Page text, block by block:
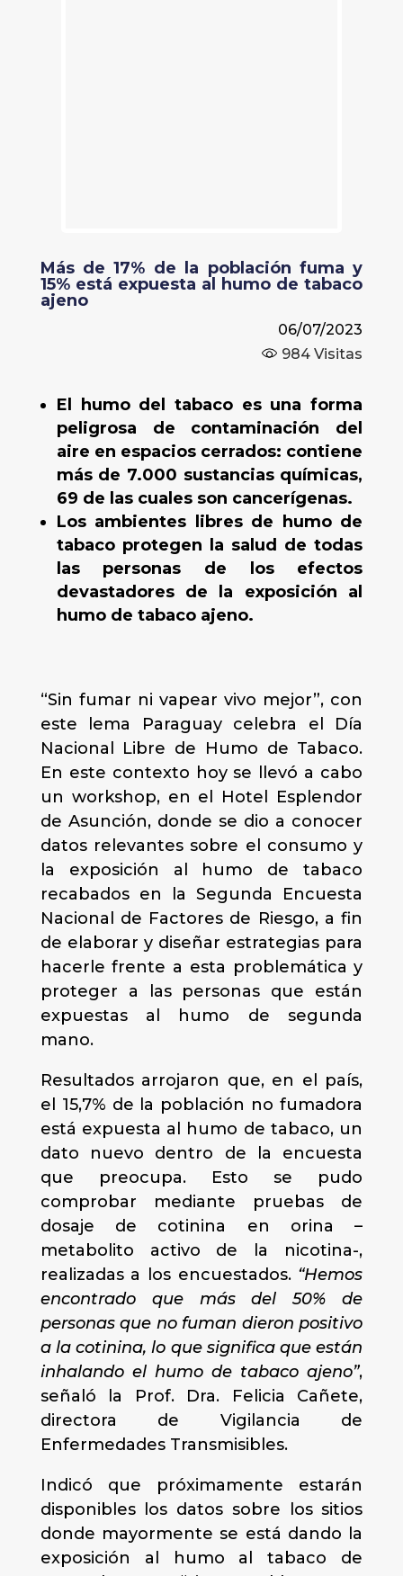
Más de 17% de la población fuma y
15% está expuesta al humo de tabaco
ajeno
06/07/2023
984 Visitas
El humo del tabaco es una forma
peligrosa de contaminación del
aire en espacios cerrados: contiene
más de 7.000 sustancias químicas,
69 de las cuales son cancerígenas.
Los ambientes libres de humo de
tabaco protegen la salud de todas
las personas de los efectos
devastadores de la exposición al
humo de tabaco ajeno.
“Sin fumar ni vapear vivo mejor”, con
este lema Paraguay celebra el Día
Nacional Libre de Humo de Tabaco.
En este contexto hoy se llevó a cabo
un workshop, en el Hotel Esplendor
de Asunción, donde se dio a conocer
datos relevantes sobre el consumo y
la exposición al humo de tabaco
recabados en la Segunda Encuesta
Nacional de Factores de Riesgo, a fin
de elaborar y diseñar estrategias para
hacerle frente a esta problemática y
proteger a las personas que están
expuestas al humo de segunda
mano.
Resultados arrojaron que, en el país,
el 15,7% de la población no fumadora
está expuesta al humo de tabaco, un
dato nuevo dentro de la encuesta
que preocupa. Esto se pudo
comprobar mediante pruebas de
dosaje de cotinina en orina –
metabolito activo de la nicotina-,
realizadas a los encuestados. “Hemos
encontrado que más del 50% de
personas que no fuman dieron positivo
a la cotinina, lo que significa que están
inhalando el humo de tabaco ajeno”,
señaló la Prof. Dra. Felicia Cañete,
directora de Vigilancia de
Enfermedades Transmisibles.
Indicó que próximamente estarán
disponibles los datos sobre los sitios
donde mayormente se está dando la
exposición al humo al tabaco de